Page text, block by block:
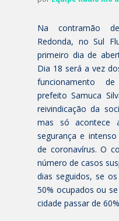
Na contramão
Redonda, no Sul
primeiro dia de
Dia 18 será a vez
funcionamento
prefeito Samuca
reivindicação da
mas só acontece
segurança e
de coronavírus. O
número de casos
dias seguidos, se
50% ocupados ou
cidade passar de